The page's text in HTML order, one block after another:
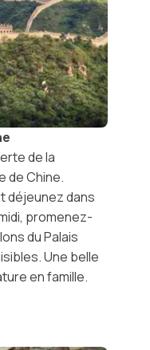
de la
de Chine.
déjeunez dans
promenez-
duPalais
Une belle
en famille.